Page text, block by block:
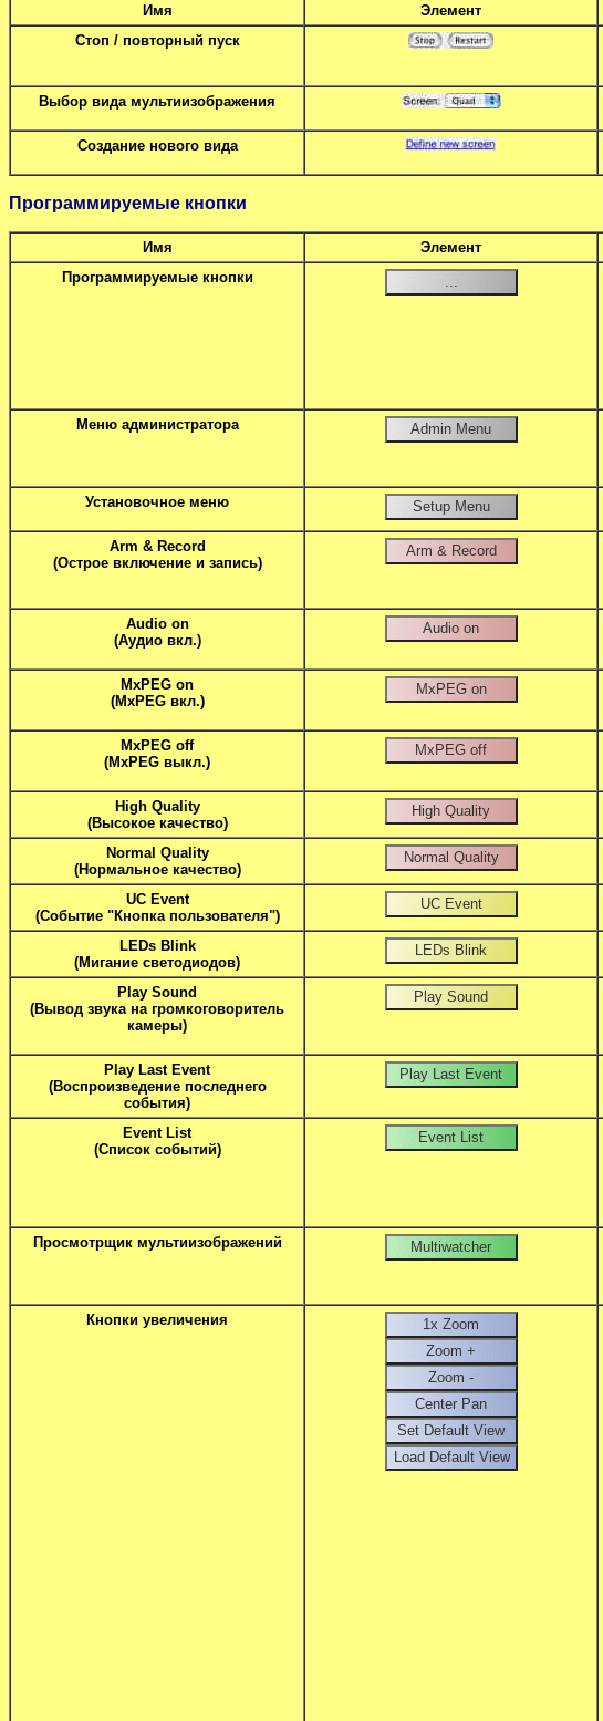
Имя Элемент
Стоп / повторный пуск
Выбор вида мультиизображения
Создание нового вида
Программируемые кнопки
Имя Элемент
Программируемые кнопки
Меню администратора
Установочное меню
Arm & Record
(Острое включение и запись)
Audio on
(Аудио вкл.)
MxPEG on
(MxPEG вкл.)
MxPEG off
(MxPEG выкл.)
High Quality
(Высокое качество)
Normal Quality
(Нормальное качество)
UC Event
(Событие "Кнопка пользователя")
LEDs Blink
(Мигание светодиодов)
Play Sound
(Вывод звука на громкоговоритель
камеры)
Play Last Event
(Воспроизведение последнего
события)
Event List
(Список событий)
Просмотрщик мультиизображений
Кнопки увеличения